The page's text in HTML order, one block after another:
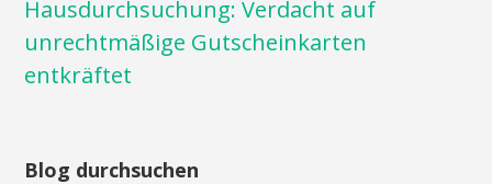
Hausdurchsuchung: Verdacht auf
unrechtmäßige Gutscheinkarten
entkräftet
Blog durchsuchen